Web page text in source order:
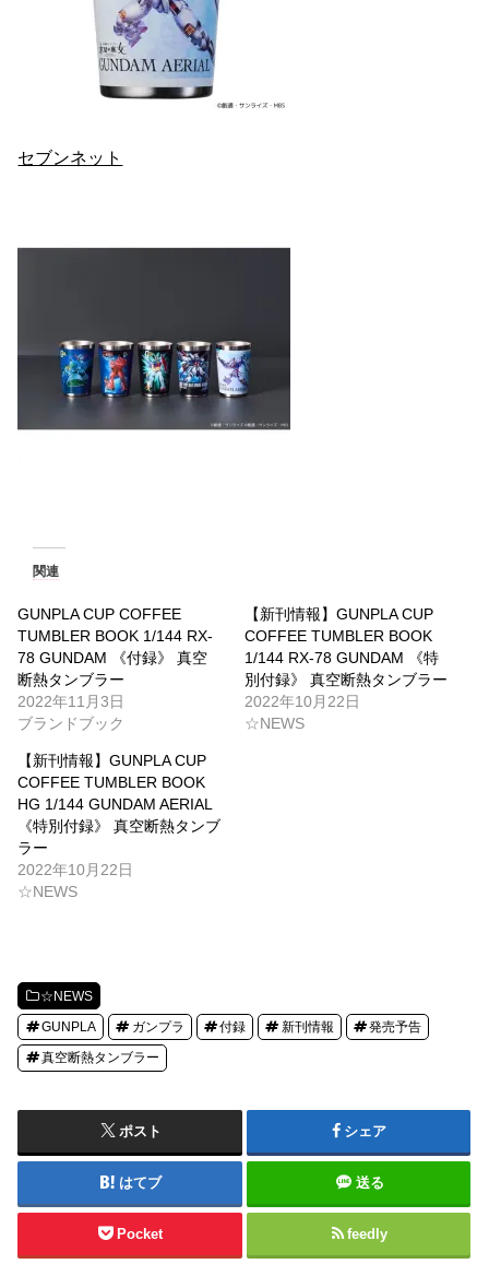
セブンネット
関連
GUNPLA CUP COFFEE
TUMBLER BOOK 1/144 RX-
78 GUNDAM 《付録》 真空
断熱タンブラー
2022年11月3日
ブランドブック
【新刊情報】GUNPLA CUP
COFFEE TUMBLER BOOK
1/144 RX-78 GUNDAM 《特
別付録》 真空断熱タンブラー
2022年10月22日
☆NEWS
【新刊情報】GUNPLA CUP
COFFEE TUMBLER BOOK
HG 1/144 GUNDAM AERIAL
《特別付録》 真空断熱タンブ
ラー
2022年10月22日
☆NEWS
☆NEWS
GUNPLA ガンプラ 付録 新刊情報 発売予告
真空断熱タンブラー
ポスト シェア
はてブ 送る
Pocket feedly